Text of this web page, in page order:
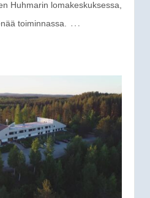
Huhmarin lomakeskuksessa,
toiminnassa.
…